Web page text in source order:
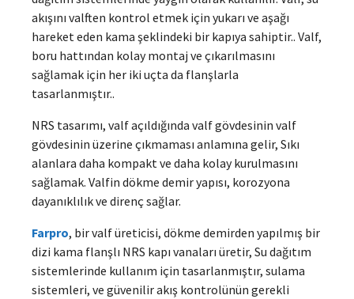
akışını valften kontrol etmek için yukarı ve aşağı
hareket eden kama şeklindeki bir kapıya sahiptir.. Valf,
boru hattından kolay montaj ve çıkarılmasını
sağlamak için her iki uçta da flanşlarla
tasarlanmıştır..
NRS tasarımı, valf açıldığında valf gövdesinin valf
gövdesinin üzerine çıkmaması anlamına gelir, Sıkı
alanlara daha kompakt ve daha kolay kurulmasını
sağlamak. Valfin dökme demir yapısı, korozyona
dayanıklılık ve direnç sağlar.
Farpro, bir valf üreticisi, dökme demirden yapılmış bir
dizi kama flanşlı NRS kapı vanaları üretir, Su dağıtım
sistemlerinde kullanım için tasarlanmıştır, sulama
sistemleri, ve güvenilir akış kontrolünün gerekli